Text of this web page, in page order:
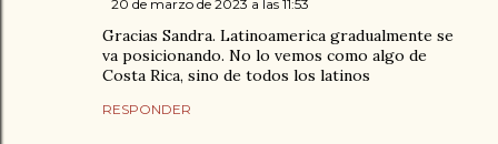
20 de marzo de 2023 a las 11:53
Gracias Sandra. Latinoamerica gradualmente se
va posicionando. No lo vemos como algo de
Costa Rica, sino de todos los latinos
RESPONDER